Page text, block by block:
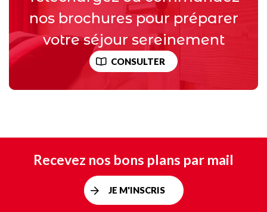
nos brochures pour préparer
votre séjour sereinement
CONSULTER
Recevez nos bons plans par mail
JE M'INSCRIS